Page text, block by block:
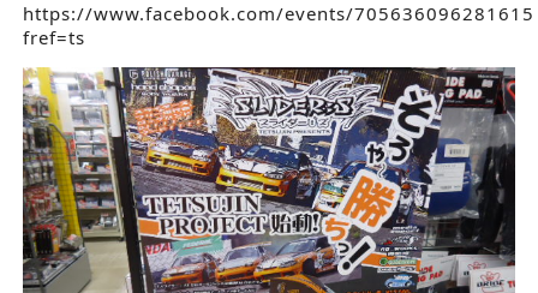
https://www.facebook.com/events/
fref=ts